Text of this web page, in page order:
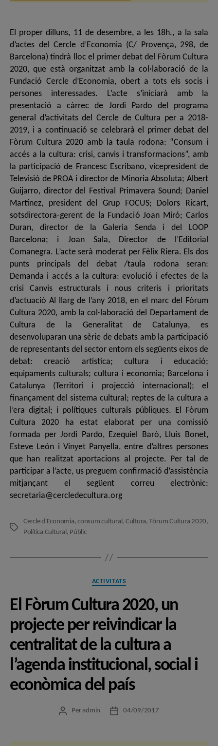
El proper dilluns, 11 de desembre, a les 18h., a la sala
d’actes del Cercle d’Economia (C/ Provença, 298, de
Barcelona) tindrà lloc el primer debat del Fòrum Cultura
2020, que està organitzat amb la col·laboració de la
Fundació Cercle d’Economia, obert a tots els socis i
persones interessades. L’acte s’iniciarà amb la
presentació a càrrec de Jordi Pardo del programa
general d’activitats del Cercle de Cultura per a 2018-
2019, i a continuació se celebrarà el primer debat del
Fòrum Cultura 2020 amb la taula rodona: “Consum i
accés a la cultura: crisi, canvis i transformacions”, amb
la participació de Francesc Escribano, vicepresident de
Televisió de PROA i director de Minoria Absoluta; Albert
Guijarro, director del Festival Primavera Sound; Daniel
Martínez, president del Grup FOCUS; Dolors Ricart,
sotsdirectora-gerent de la Fundació Joan Miró; Carlos
Duran, director de la Galeria Senda i del LOOP
Barcelona; i Joan Sala, Director de l’Editorial
Comanegra. L’acte serà moderat per Fèlix Riera. Els dos
punts principals del debat /taula rodona seran:
Demanda i accés a la cultura: evolució i efectes de la
crisi Canvis estructurals i nous criteris i prioritats
d’actuació Al llarg de l’any 2018, en el marc del Fòrum
Cultura 2020, amb la col·laboració del Departament de
Cultura de la Generalitat de Catalunya, es
desenvoluparan una sèrie de debats amb la participació
de representants del sector entorn els següents eixos de
debat: creació artística; cultura i educació;
equipaments culturals; cultura i economia; Barcelona i
Catalunya (Territori i projecció internacional); el
finançament del sistema cultural; reptes de la cultura a
l’era digital; i polítiques culturals públiques. El Fòrum
Cultura 2020 ha estat elaborat per una comissió
formada per Jordi Pardo, Ezequiel Baró, Lluís Bonet,
Esteve León i Vinyet Panyella, entre d’altres persones
que han realitzat aportacions al projecte. Per tal de
participar a l’acte, us preguem confirmació d’assistència
mitjançant el següent correu electrònic:
secretaria@cercledecultura.org
Etiquetes
Cercle d'Economia,consum cultural , Cultura, Fòrum Cultura 2020,
Política Cultural , Públic
Categories
ACTIVITATS
El Fòrum Cultura 2020, un
projecte per reivindicar la
centralitat de la cultura a
l’agenda institucional, social i
econòmica del país
Autor
Per admin
Data04/09/2017